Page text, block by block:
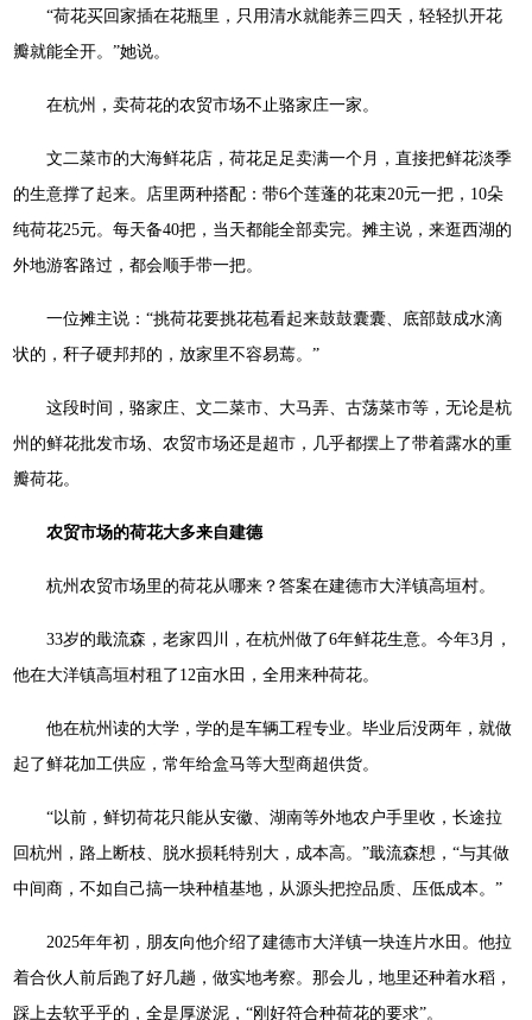
“荷花买回家插在花瓶里，只用清水就能养三四天，轻轻扒开花
瓣就能全开。”她说。
在杭州，卖荷花的农贸市场不止骆家庄一家。
文二菜市的大海鲜花店，荷花足足卖满一个月，直接把鲜花淡季
的生意撑了起来。店里两种搭配：带6个莲蓬的花束20元一把，10朵
纯荷花25元。每天备40把，当天都能全部卖完。摊主说，来逛西湖的
外地游客路过，都会顺手带一把。
一位摊主说：“挑荷花要挑花苞看起来鼓鼓囊囊、底部鼓成水滴
状的，秆子硬邦邦的，放家里不容易蔫。”
这段时间，骆家庄、文二菜市、大马弄、古荡菜市等，无论是杭
州的鲜花批发市场、农贸市场还是超市，几乎都摆上了带着露水的重
瓣荷花。
农贸市场的荷花大多来自建德
杭州农贸市场里的荷花从哪来？答案在建德市大洋镇高垣村。
33岁的戢流森，老家四川，在杭州做了6年鲜花生意。今年3月，
他在大洋镇高垣村租了12亩水田，全用来种荷花。
他在杭州读的大学，学的是车辆工程专业。毕业后没两年，就做
起了鲜花加工供应，常年给盒马等大型商超供货。
“以前，鲜切荷花只能从安徽、湖南等外地农户手里收，长途拉
回杭州，路上断枝、脱水损耗特别大，成本高。”戢流森想，“与其做
中间商，不如自己搞一块种植基地，从源头把控品质、压低成本。”
2025年年初，朋友向他介绍了建德市大洋镇一块连片水田。他拉
着合伙人前后跑了好几趟，做实地考察。那会儿，地里还种着水稻，
踩上去软乎乎的，全是厚淤泥，“刚好符合种荷花的要求”。